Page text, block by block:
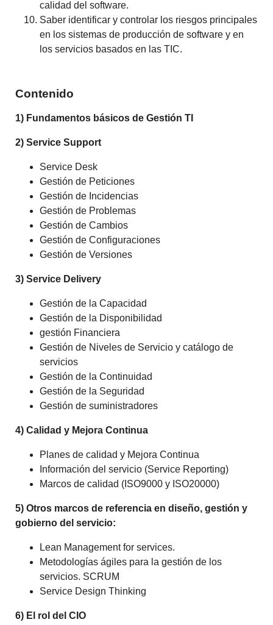
calidad del software.
Saber identificar y controlar los riesgos principales
en los sistemas de producción de software y en
los servicios basados en las TIC.
Contenido
1) Fundamentos básicos de Gestión TI
2) Service Support
Service Desk
Gestión de Peticiones
Gestión de Incidencias
Gestión de Problemas
Gestión de Cambios
Gestión de Configuraciones
Gestión de Versiones
3) Service Delivery
Gestión de la Capacidad
Gestión de la Disponibilidad
gestión Financiera
Gestión de Niveles de Servicio y catálogo de
servicios
Gestión de la Continuidad
Gestión de la Seguridad
Gestión de suministradores
4) Calidad y Mejora Continua
Planes de calidad y Mejora Continua
Información del servicio (Service Reporting)
Marcos de calidad (ISO9000 y ISO20000)
5) Otros marcos de referencia en diseño, gestión y
gobierno del servicio:
Lean Management for services.
Metodologías ágiles para la gestión de los
servicios. SCRUM
Service Design Thinking
6) El rol del CIO